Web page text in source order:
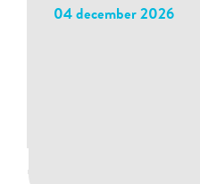
04 december 2026